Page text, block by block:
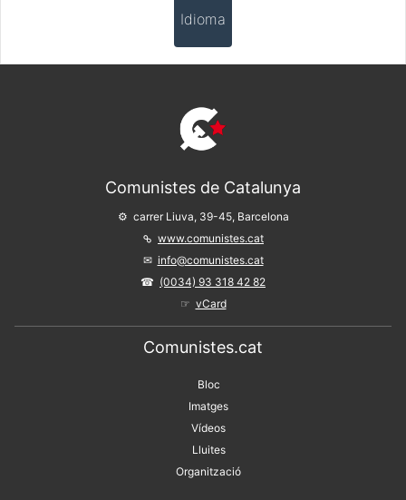
Idioma
Comunistes de Catalunya
carrer Liuva, 39-45, Barcelona
www.comunistes.cat
info@comunistes.cat
(0034) 93 318 42 82
vCard
Comunistes.cat
Bloc
Imatges
Vídeos
Lluites
Organització